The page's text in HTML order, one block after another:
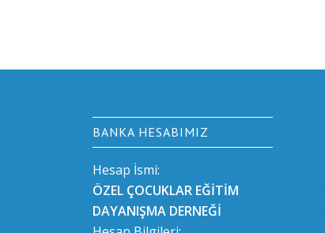
BANKA HESABIMIZ
Hesap İsmi:
ÖZEL ÇOCUKLAR EĞİTİM
DAYANIŞMA DERNEĞİ